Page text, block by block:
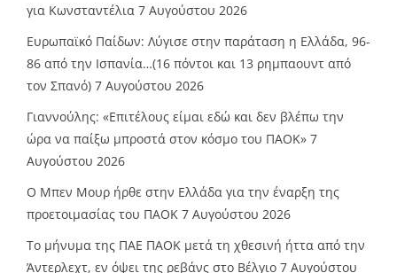
για Κωνσταντέλια 7 Αυγούστου 2026
Ευρωπαϊκό Παίδων: Λύγισε στην παράταση η Ελλάδα, 96-
86 από την Ισπανία…(16 πόντοι και 13 ρημπαουντ από
τον Σπανό) 7 Αυγούστου 2026
Γιαννούλης: «Επιτέλους είμαι εδώ και δεν βλέπω την
ώρα να παίξω μπροστά στον κόσμο του ΠΑΟΚ» 7
Αυγούστου 2026
O Mπεν Μουρ ήρθε στην Ελλάδα για την έναρξη της
προετοιμασίας του ΠΑΟΚ 7 Αυγούστου 2026
Το μήνυμα της ΠΑΕ ΠΑΟΚ μετά τη χθεσινή ήττα από την
Άντερλεχτ, εν όψει της ρεβάνς στο Βέλγιο 7 Αυγούστου